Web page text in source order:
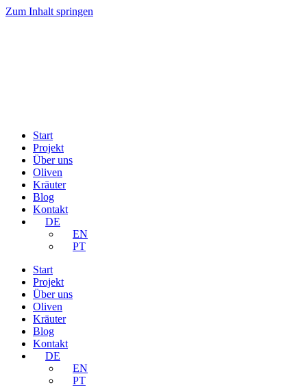
Zum Inhalt springen
Start
Projekt
Über uns
Oliven
Kräuter
Blog
Kontakt
DE
EN
PT
Start
Projekt
Über uns
Oliven
Kräuter
Blog
Kontakt
DE
EN
PT